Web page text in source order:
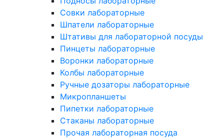
Совки лабораторные
Шпатели лабораторные
Штативы для лабораторной посуды
Пинцеты лабораторные
Воронки лабораторные
Колбы лабораторные
Ручные дозаторы лабораторные
Микропланшеты
Пипетки лабораторные
Стаканы лабораторные
Прочая лабораторная посуда